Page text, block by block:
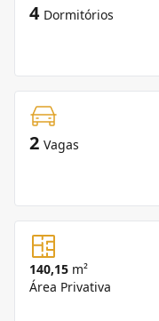
4 Dormitórios
2 Vagas
140,15 m²
Área Privativa